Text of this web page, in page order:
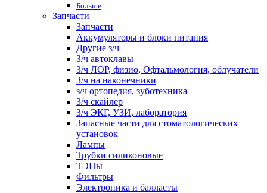
Больше
Запчасти
Запчасти
Аккумуляторы и блоки питания
Другие з/ч
З/ч автоклавы
З/ч ЛОР, физио, Офтальмология, облучатели
З/ч на наконечники
з/ч ортопедия, зуботехника
З/ч скайлер
З/ч ЭКГ, УЗИ, лаборатория
Запасные части для стоматологических
установок
Лампы
Трубки силиконовые
ТЭНы
Фильтры
Электроника и балласты